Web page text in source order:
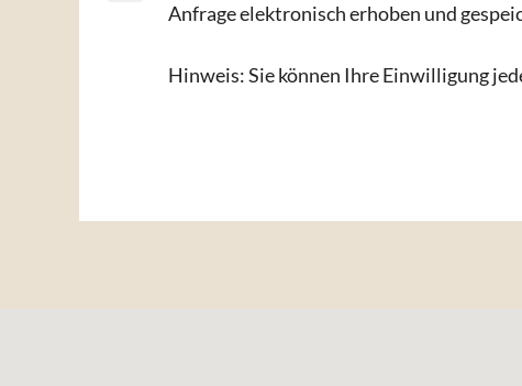
Anfrage elektronisch erhoben und
Hinweis: Sie können Ihre Einwilligung